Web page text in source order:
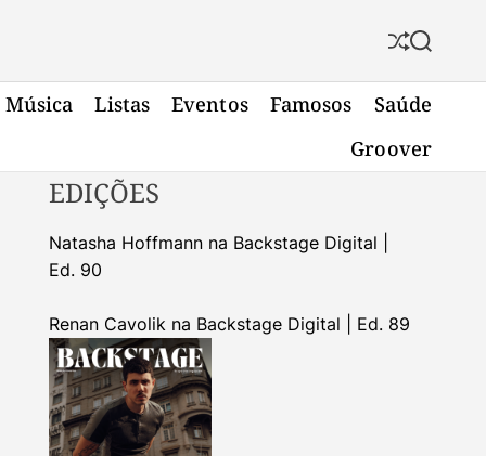
S
f
l
S
a
r
h
Música Listas Eventos Famosos
Saúde
Groover
EDIÇÕES
Natasha Hoffmann na Backstage Digital |
Ed. 90
Renan Cavolik na Backstage Digital | Ed. 89